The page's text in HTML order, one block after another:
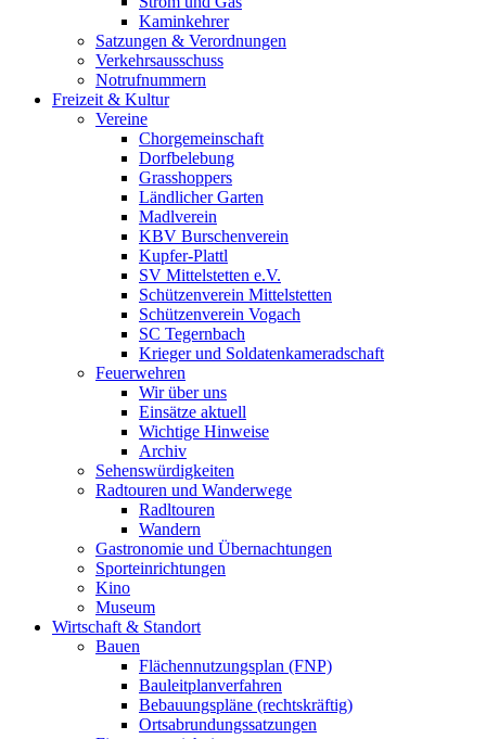
Kaminkehrer
Satzungen & Verordnungen
Verkehrsausschuss
Notrufnummern
Freizeit & Kultur
Vereine
Chorgemeinschaft
Dorfbelebung
Grasshoppers
Ländlicher Garten
Madlverein
KBV Burschenverein
Kupfer-Plattl
SV Mittelstetten e.V.
Schützenverein Mittelstetten
Schützenverein Vogach
SC Tegernbach
Krieger und Soldatenkameradschaft
Feuerwehren
Wir über uns
Einsätze aktuell
Wichtige Hinweise
Archiv
Sehenswürdigkeiten
Radtouren und Wanderwege
Radltouren
Wandern
Gastronomie und Übernachtungen
Sporteinrichtungen
Kino
Museum
Wirtschaft & Standort
Bauen
Flächennutzungsplan (FNP)
Bauleitplanverfahren
Bebauungspläne (rechtskräftig)
Ortsabrundungssatzungen